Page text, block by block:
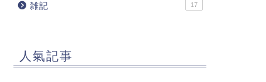
雑記 17
人氣記事